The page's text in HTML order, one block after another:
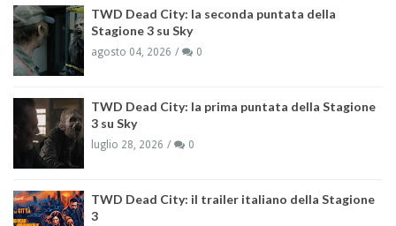
TWD Dead City: la seconda puntata della
Stagione 3 su Sky
agosto 04, 2026 0
TWD Dead City: la prima puntata della Stagione
3 su Sky
luglio 28, 2026 0
TWD Dead City: il trailer italiano della Stagione
3